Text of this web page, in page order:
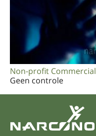
Non-profit Commercial
Geen controle